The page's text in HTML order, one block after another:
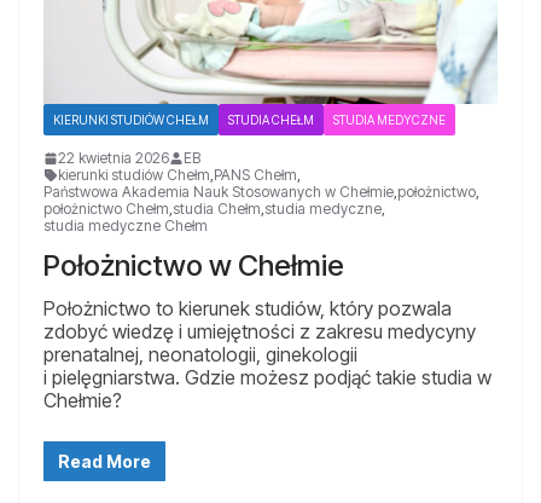
KIERUNKI STUDIÓW CHEŁM STUDIA CHEŁM STUDIA MEDYCZNE
22 kwietnia 2026
EB
kierunki studiów Chełm,PANS Chełm,
Państwowa Akademia Nauk Stosowanych w Chełmie,położnictwo,
położnictwo Chełm,studia Chełm,studia medyczne,
studia medyczne Chełm
Położnictwo w Chełmie
Położnictwo to kierunek studiów, który pozwala
zdobyć wiedzę i umiejętności z zakresu medycyny
prenatalnej, neonatologii, ginekologii
i pielęgniarstwa. Gdzie możesz podjąć takie studia w
Chełmie?
Read More